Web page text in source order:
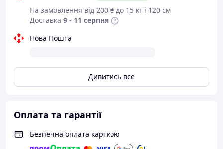
На замовлення від 200 ₴ до 15 кг і 120 см
Доставка 9 - 11 серпня
Нова Пошта
Дивитись все
Оплата та гарантії
Безпечна оплата карткою